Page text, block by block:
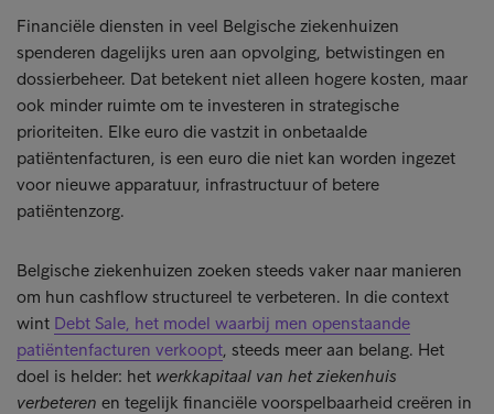
Financiële diensten in veel Belgische ziekenhuizen
spenderen dagelijks uren aan opvolging, betwistingen en
dossierbeheer. Dat betekent niet alleen hogere kosten, maar
ook minder ruimte om te investeren in strategische
prioriteiten. Elke euro die vastzit in onbetaalde
patiëntenfacturen, is een euro die niet kan worden ingezet
voor nieuwe apparatuur, infrastructuur of betere
patiëntenzorg.
Belgische ziekenhuizen zoeken steeds vaker naar manieren
om hun cashflow structureel te verbeteren. In die context
wint Debt Sale, het model waarbij men openstaande
patiëntenfacturen verkoopt, steeds meer aan belang. Het
doel is helder: het werkkapitaal van het ziekenhuis
verbeteren en tegelijk financiële voorspelbaarheid creëren in